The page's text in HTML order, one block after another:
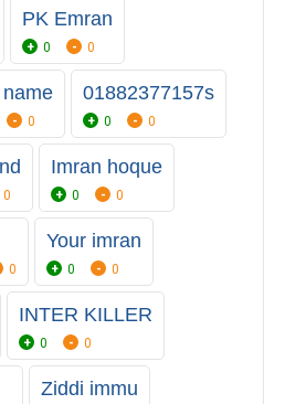
PK Emran
0 0
0
01882377157s
0 0
0
Imran hoque
0 0
0
Your imran
0 0
INTER KILLER
0 0
Ziddi immu